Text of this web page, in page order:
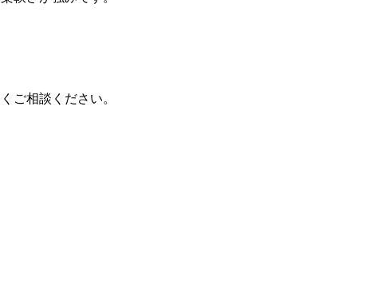
ご相談ください。